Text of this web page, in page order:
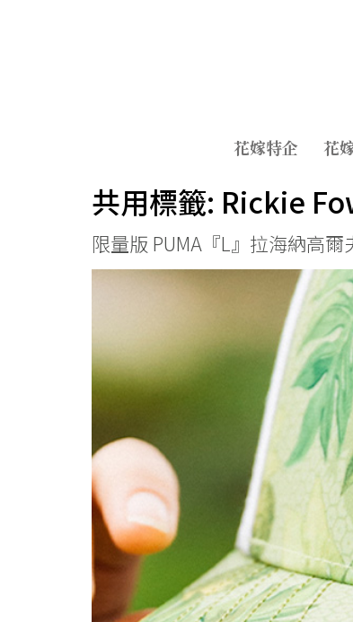
花嫁特企 花
共用標籤: Rickie
限量版 PUMA『L』拉海納高